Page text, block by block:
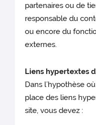
partenaires ou de
responsable du
ou encore du
externes.
Liens hypertextes
Dans l’hypothèse
place des liens
site, vous devez :